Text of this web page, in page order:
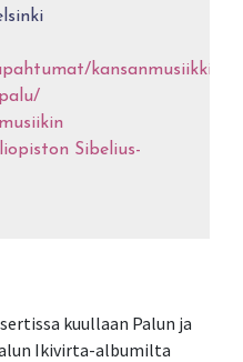
kansanmusiikkia-
Sibelius-
kuullaan Palun ja
Ikivirta-albumilta